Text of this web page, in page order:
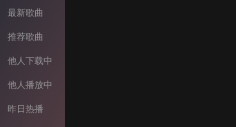
最新歌曲
推荐歌曲
他人下载中
他人播放中
昨日热播